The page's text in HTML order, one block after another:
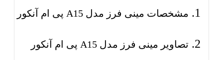
مشخصات مینی فرز مدل A15 پی ام آنکور
تصاویر مینی فرز مدل A15 پی ام آنکور